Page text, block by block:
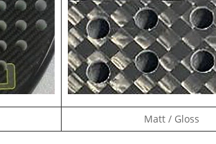
Matt / Gloss